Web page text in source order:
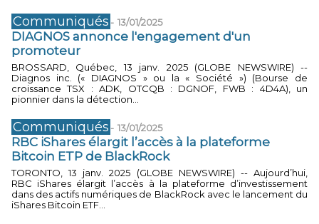
Communiqués - 13/01/2025
DIAGNOS annonce l'engagement d'un
promoteur
BROSSARD, Québec, 13 janv. 2025 (GLOBE NEWSWIRE) --
Diagnos inc. (« DIAGNOS » ou la « Société ») (Bourse de
croissance TSX : ADK, OTCQB : DGNOF, FWB : 4D4A), un
pionnier dans la détection...
Communiqués - 13/01/2025
RBC iShares élargit l’accès à la plateforme
Bitcoin ETP de BlackRock
TORONTO, 13 janv. 2025 (GLOBE NEWSWIRE) -- Aujourd’hui,
RBC iShares élargit l’accès à la plateforme d’investissement
dans des actifs numériques de BlackRock avec le lancement du
iShares Bitcoin ETF...